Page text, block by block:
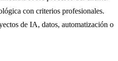
con criterios profesionales.
de IA, datos, automatización o